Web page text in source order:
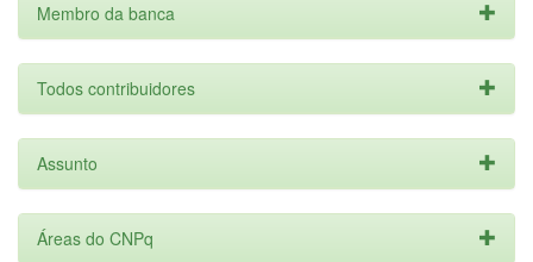
Membro da banca
Todos contribuidores
Assunto
Áreas do CNPq